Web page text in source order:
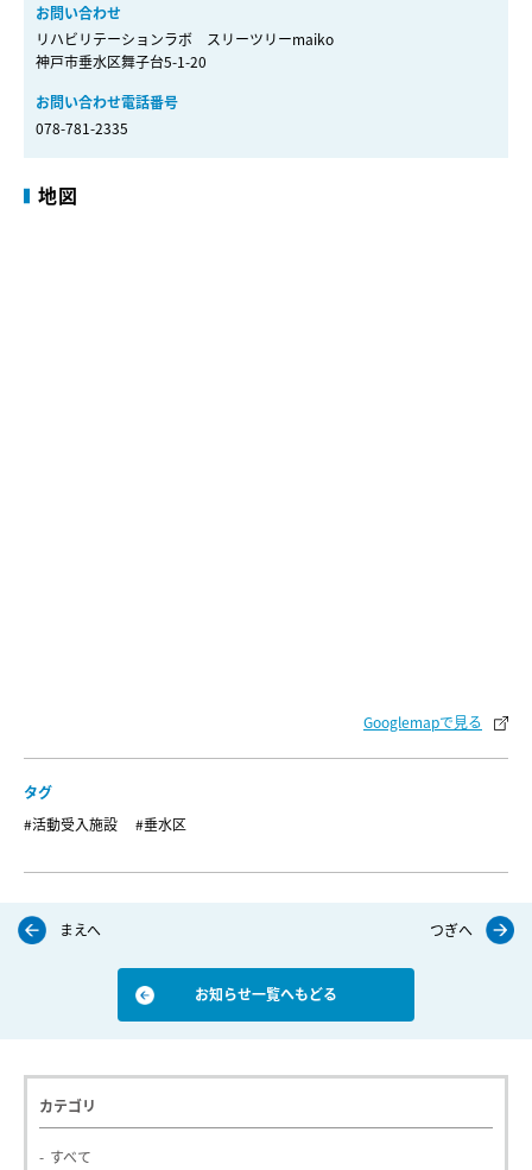
お問い合わせ
リハビリテーションラボ スリーツリーmaiko
神戸市垂水区舞子台5-1-20
お問い合わせ電話番号
078-781-2335
地図
Googlemapで見る
タグ
#活動受入施設
#垂水区
まえへ
お知らせ一覧へもどる
つぎへ
カテゴリ
すべて